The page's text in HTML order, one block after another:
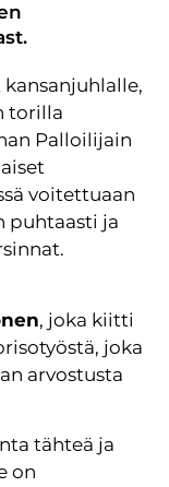
kansanjuhlalle,
torilla
Palloilijain
voitettuaan
puhtaasti ja
, joka kiitti
joka
arvostusta
tähteä ja
on